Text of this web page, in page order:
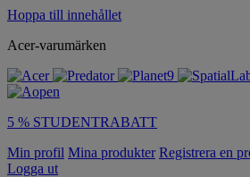
Hoppa till innehållet
Acer-varumärken
5 % STUDENTRABATT
Min profil Mina produkter Registrera en
Logga ut